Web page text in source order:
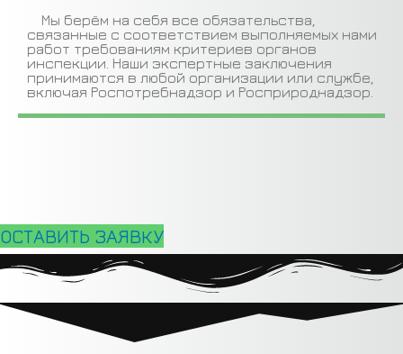
Мы берём на себя все обязательства,
связанные с соответствием выполняемых нами
работ требованиям критериев органов
инспекции. Наши экспертные заключения
принимаются в любой организации или службе,
включая Роспотребнадзор и Росприроднадзор.
ОСТАВИТЬ ЗАЯВКУ